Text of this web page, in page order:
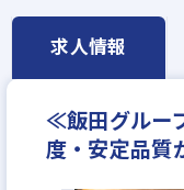
求人情報
≪飯田グルー
度・安定品質